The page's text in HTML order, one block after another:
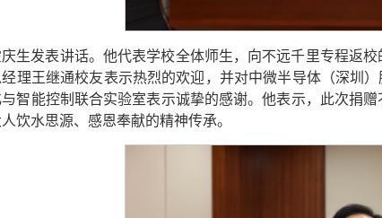
生发表讲话。他代表学校全体师生，向不远千里专程返
理王继通校友表示热烈的欢迎，并对中微半导体（深圳
智能控制联合实验室表示诚挚的感谢。他表示，此次捐
饮水思源、感恩奉献的精神传承。